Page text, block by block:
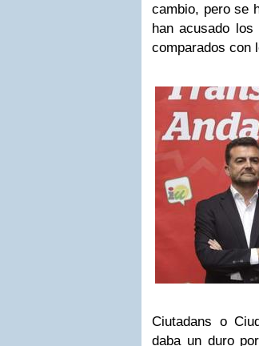
cambio, pero se
han acusado
comparados con
Ciutadans o
daba un duro